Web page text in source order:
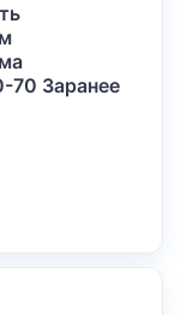
70 Заранее